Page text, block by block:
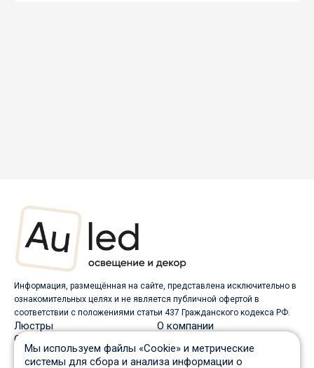
Информация, размещённая на сайте, представлена исключительно в
ознакомительных целях и не является публичной офертой в
соответствии с положениями статьи 437 Гражданского кодекса РФ.
Люстры
О компании
Светильники
Бра
Оплата
Мы используем файлы «Cookie» и метрические
системы для сбора и анализа информации о